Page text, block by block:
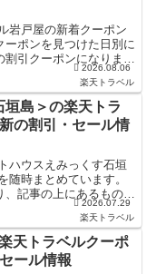
岩戸屋の新着クーポン
ーポンを見つけた日別に
引クーポンになりま
ーポンやセール・...
2026.08.06
楽天トラベル
島＞の楽天トラ
の割引・セール情
ハウスえみっくす石垣
時まとめています。
記事の上にあるものが
館宿泊の予約な...2026.07.29
楽天トラベル
天トラベルクーポ
ール情報